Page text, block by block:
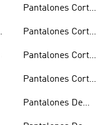
Pantalones Cortos
Pantalones Cortos
Pantalones Cortos
Pantalones Cortos
Pantalones De